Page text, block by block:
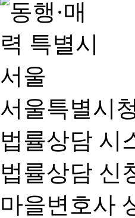
서울특별시
법률상담 시
법률상담 신
마을변호사